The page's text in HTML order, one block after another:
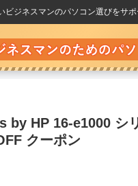
ビジネスマンのパソコン選びをサポ
by HP 16-e1000 シ
クーポン